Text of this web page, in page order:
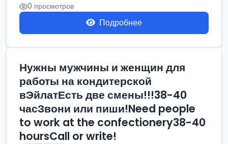
0 просмотров
Подробнее
Нужны мужчины и женщин для
работы на кондитерской
вЭйлатЕсть две смены!!!38-40
часЗвони или пиши!Need people
to work at the confectionery38-40
hoursCall or write!